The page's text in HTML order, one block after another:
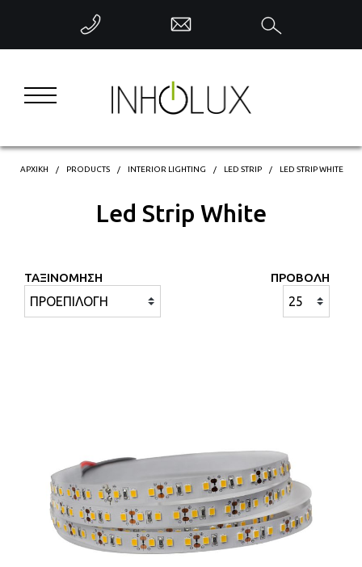
ΕΠΙΣΤΡΟΦΗ
INDUSTRIAL LIGHTING
DECORATIVE LIGHTING
ΑΡΧΙΚΗ PRODUCTS INTERIOR LIGHTING LED STRIP LED STRIP WHITE
Led Strip White
ΤΑΞΙΝΟΜΗΣΗ ΠΡΟΒΟΛΗ